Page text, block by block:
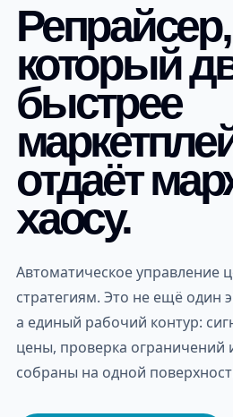
Репрайсер,
который
быстрее
отдаёт
хаосу.
Автоматическое управление
стратегиям. Это не ещё один
а единый рабочий контур:
цены, проверка ограничений
собраны на одной